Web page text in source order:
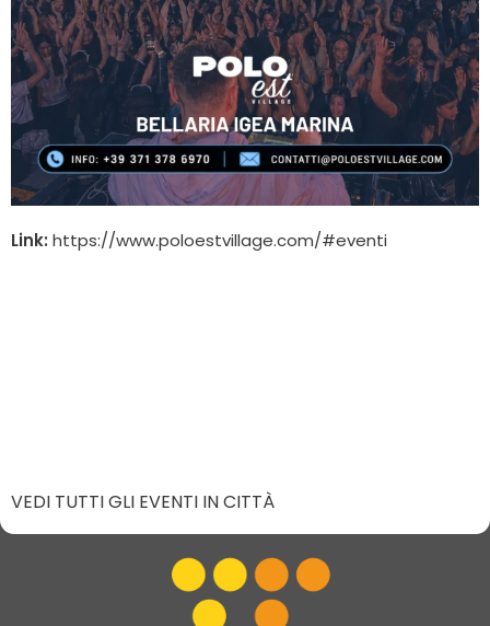
Link: https://www.poloestvillage.com/#eventi
VEDI TUTTI GLI EVENTI IN CITTÀ